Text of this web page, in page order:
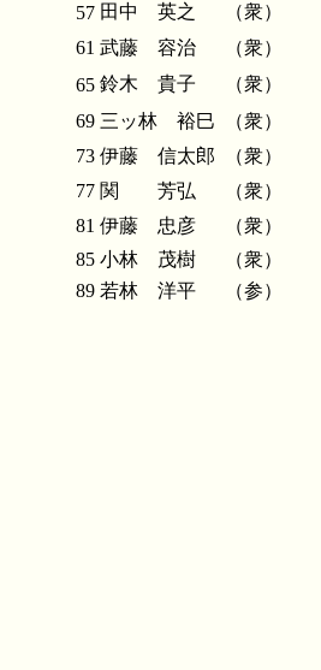
57 田中 英之 （衆）
61 武藤 容治 （衆）
65 鈴木 貴子 （衆）
69 三ッ林 裕巳 （衆）
73 伊藤 信太郎 （衆）
77 関 芳弘 （衆）
81 伊藤 忠彦 （衆）
85 小林 茂樹 （衆）
89 若林 洋平
（参）